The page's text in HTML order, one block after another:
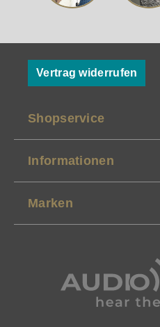
Vertrag widerrufen
Shopservice
Informationen
Marken